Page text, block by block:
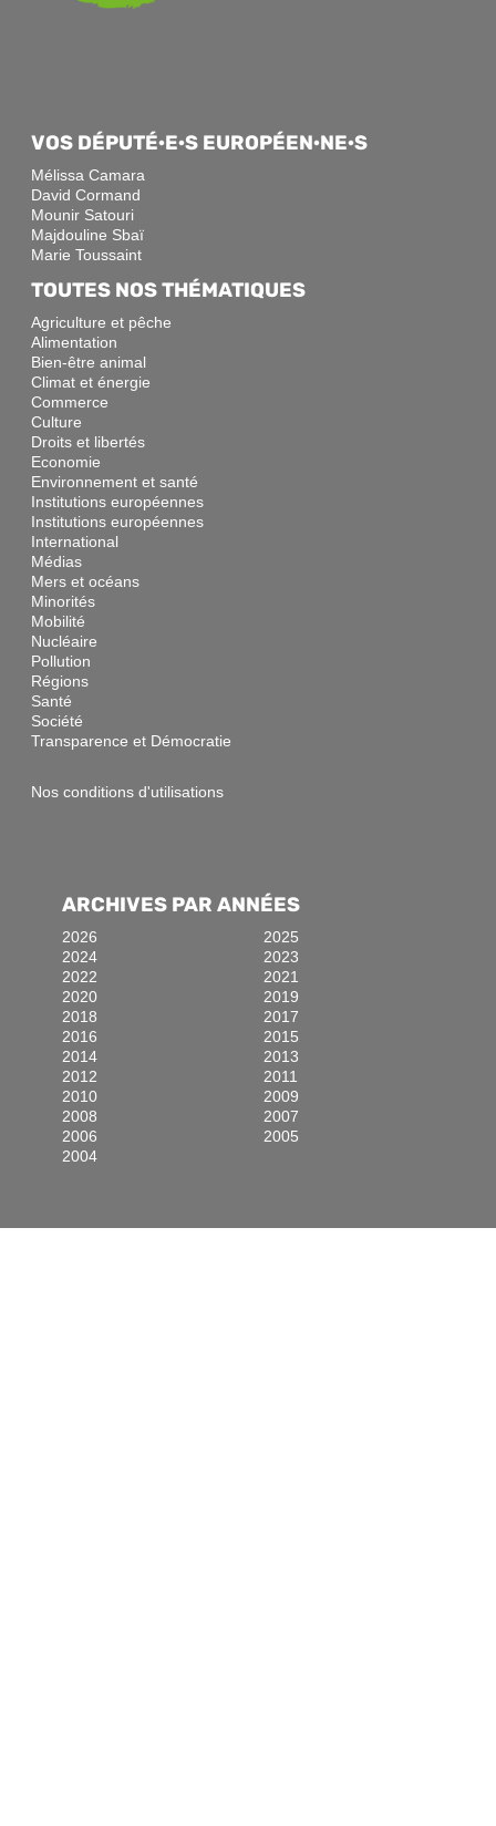
VOS DÉPUTÉ·E·S EUROPÉEN·NE·S
Mélissa Camara
David Cormand
Mounir Satouri
Majdouline Sbaï
Marie Toussaint
TOUTES NOS THÉMATIQUES
Agriculture et pêche
Alimentation
Bien-être animal
Climat et énergie
Commerce
Culture
Droits et libertés
Economie
Environnement et santé
Institutions européennes
Institutions européennes
International
Médias
Mers et océans
Minorités
Mobilité
Nucléaire
Pollution
Régions
Santé
Société
Transparence et Démocratie
Nos conditions d'utilisations
ARCHIVES PAR ANNÉES
2026
2025
2024
2023
2022
2021
2020
2019
2018
2017
2016
2015
2014
2013
2012
2011
2010
2009
2008
2007
2006
2005
2004